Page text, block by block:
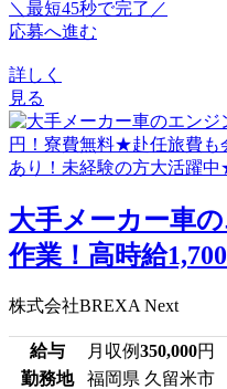
＼最短45秒で完了／
応募へ進む
詳しく
見る
大手メーカー車
作業！高時給
株式会社BREXA Next
給与 月収例350,000円
勤務地
福岡県 久留米市